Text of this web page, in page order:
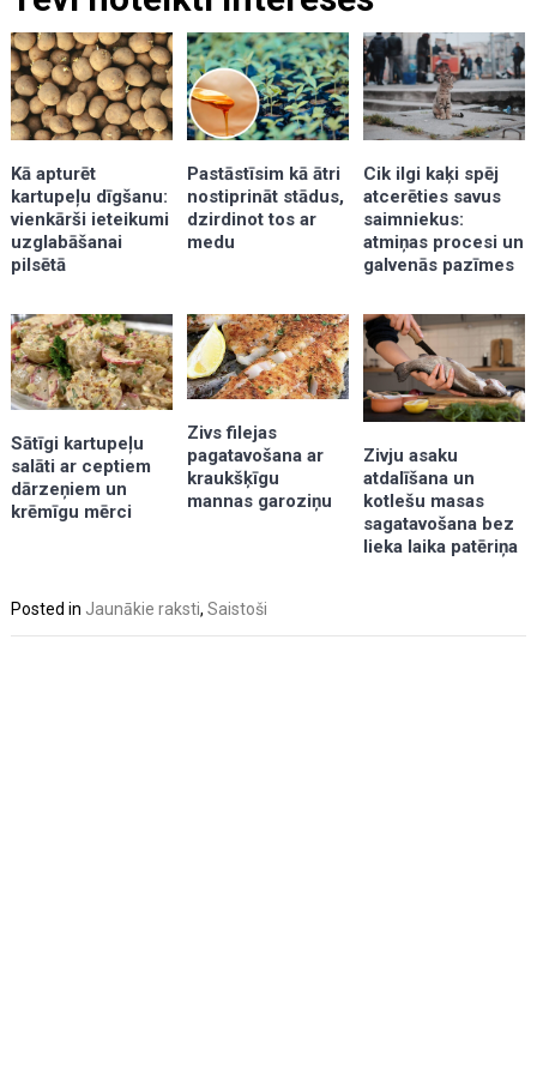
Kā apturēt
kartupeļu dīgšanu:
vienkārši ieteikumi
uzglabāšanai
pilsētā
Pastāstīsim kā ātri
nostiprināt stādus,
dzirdinot tos ar
medu
Cik ilgi kaķi spēj
atcerēties savus
saimniekus:
atmiņas procesi un
galvenās pazīmes
Sātīgi kartupeļu
salāti ar ceptiem
dārzeņiem un
krēmīgu mērci
Zivs filejas
pagatavošana ar
kraukšķīgu
mannas garoziņu
Zivju asaku
atdalīšana un
kotlešu masas
sagatavošana bez
lieka laika patēriņa
Posted in Jaunākie raksti,Saistoši